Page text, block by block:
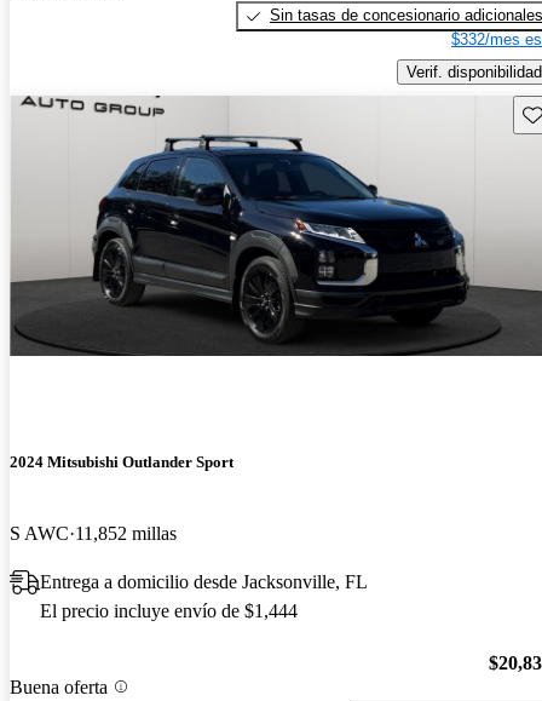
Sin tasas de concesionario adicionales
$332/mes
Verif. disponibilidad
2024 Mitsubishi Outlander Sport
S AWC 11,852 millas
Entrega a domicilio desde Jacksonville, FL
El precio incluye envío de $1,444
Buena oferta